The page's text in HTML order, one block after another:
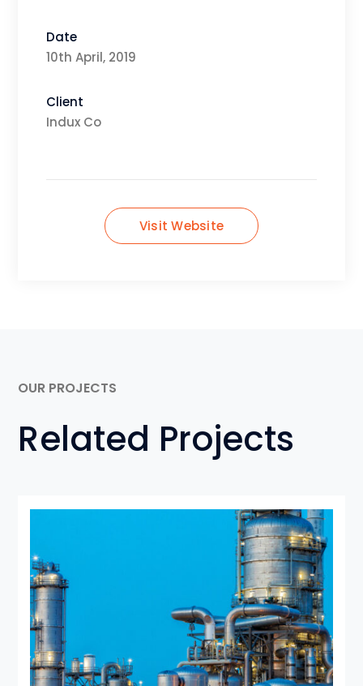
Date
10th April, 2019
Client
Indux Co
Visit Website
OUR PROJECTS
Related Projects